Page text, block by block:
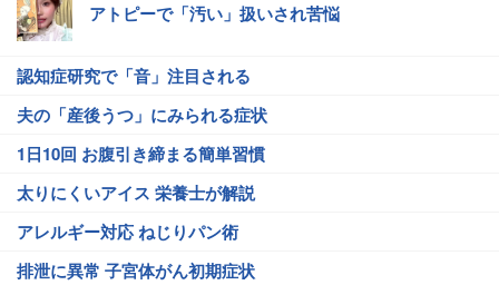
アトピーで「汚い」扱いされ苦悩
認知症研究で「音」注目される
夫の「産後うつ」にみられる症状
1日10回 お腹引き締まる簡単習慣
太りにくいアイス 栄養士が解説
アレルギー対応 ねじりパン術
排泄に異常 子宮体がん初期症状